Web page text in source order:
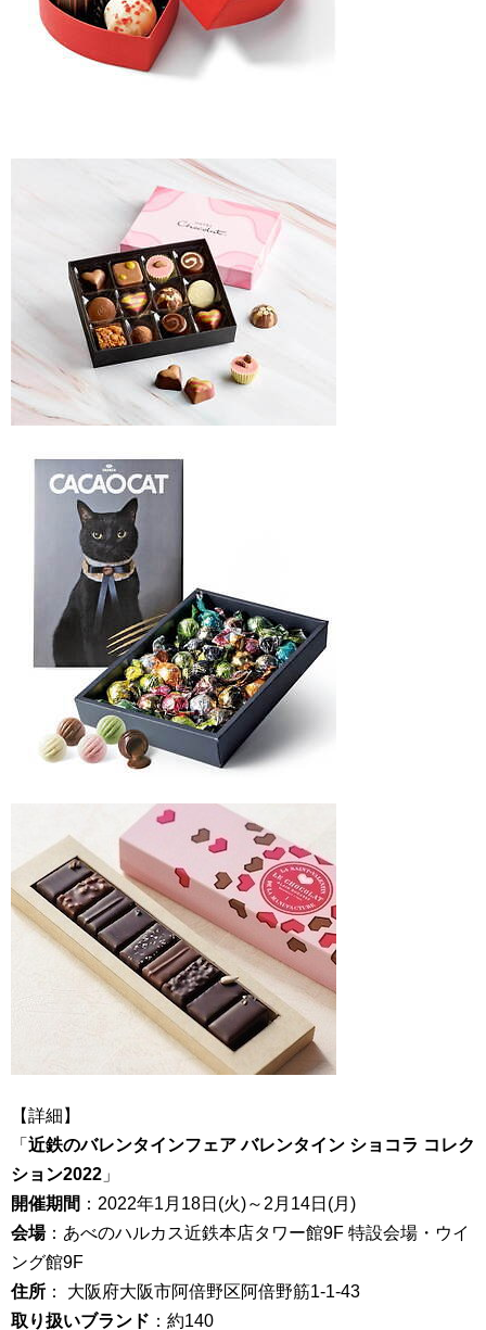
【詳細】
「 近鉄のバレンタインフェア バレンタイン ショコラ コレク
ション2022 」
開催期間 ：2022年1月18日(火)～2月14日(月)
会場：あべのハルカス近鉄本店タワー館9F 特設会場・ウイ
ング館9F
住所 ： 大阪府大阪市阿倍野区阿倍野筋1-1-43
取り扱いブランド ：約140